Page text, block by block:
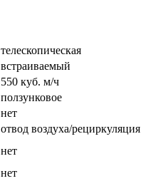
телескопическая
встраиваемый
550 куб. м/ч
ползунковое
нет
отвод воздуха/рециркуляция
нет
нет